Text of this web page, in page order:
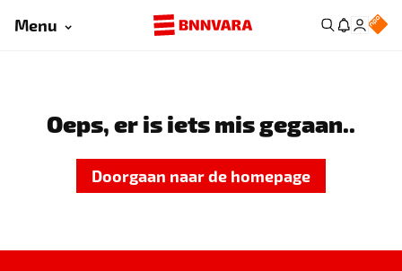
Menu
Oeps, er is iets mis gegaan..
Doorgaan naar de homepage